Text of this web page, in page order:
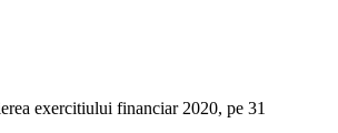
exercitiului financiar 2020, pe 31